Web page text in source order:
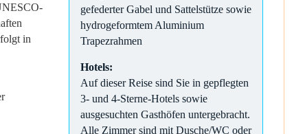
in
gefederter Gabel und Sattelstütze sowie
hydrogeformtem Aluminium
Trapezrahmen
Hotels:
Auf dieser Reise sind Sie in gepflegten
3- und 4-Sterne-Hotels sowie
ausgesuchten Gasthöfen untergebracht.
Alle Zimmer sind mit Dusche/WC oder